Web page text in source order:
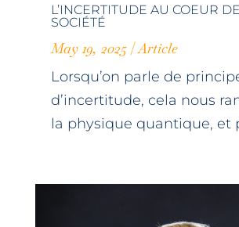
L’INCERTITUDE AU COEUR
SOCIÉTÉ
May 19, 2025|Article
Lorsqu’on parle de
d’incertitude, cela nous
la physique quantique, et